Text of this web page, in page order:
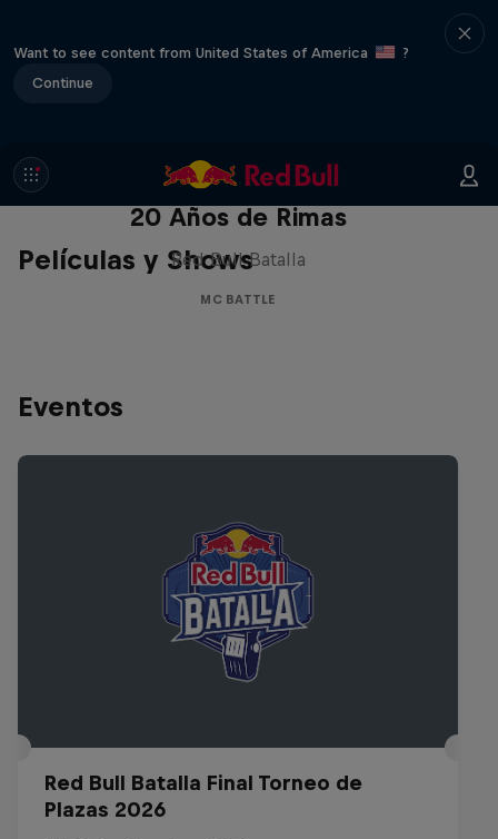
Want to see content from United States of America
?
Continue
Películas y Shows
Red Bull Batalla Nueva Historia:
20 Años de Rimas
Red Bull Batalla
MC BATTLE
Eventos
Red Bull Batalla Final Torneo de
Plazas 2026